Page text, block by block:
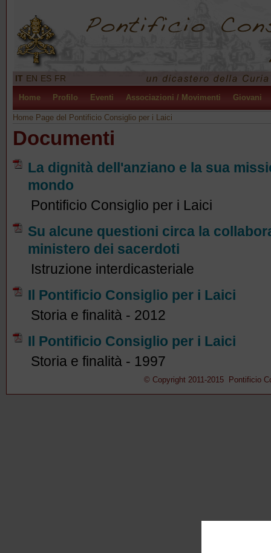
IT EN ES FR
Home Profilo Eventi Associazioni / Movimenti Giovani
Home Page del Pontificio Consiglio per i Laici
Documenti
La dignità dell'anziano e la sua
mondo
Pontificio Consiglio per i Laici
Su alcune questioni circa la
ministero dei sacerdoti
Istruzione interdicasteriale
Il Pontificio Consiglio per i Laici
Storia e finalità - 2012
Il Pontificio Consiglio per i Laici
Storia e finalità - 1997
© Copyright 2011-2015 Pontificio